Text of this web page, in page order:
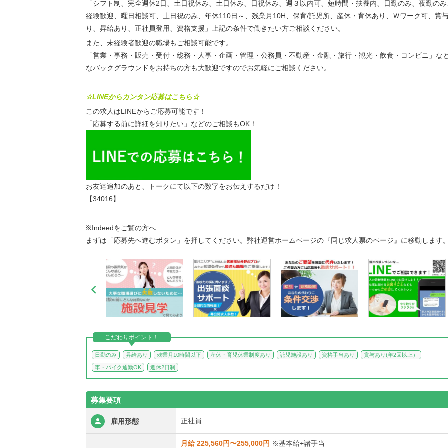
「シフト制、完全週休2日、土日祝休み、土日休み、日祝休み、週３以内可、短時間・扶養内、日勤のみ、夜勤の
経験歓迎、曜日相談可、土日祝のみ、年休110日～、残業月10H、保育/託児所、産休・育休あり、Ｗワーク可、賞
り、昇給あり、正社員登用、資格支援」上記の条件で働きたい方ご相談ください。
また、未経験者歓迎の職場もご相談可能です。
「営業・事務・販売・受付・総務・人事・企画・管理・公務員・不動産・金融・旅行・観光・飲食・コンビニ」な
なバックグラウンドをお持ちの方も大歓迎ですのでお気軽にご相談ください。
☆LINEからカンタン応募はこちら☆
この求人はLINEからご応募可能です！
「応募する前に詳細を知りたい」などのご相談もOK！
お友達追加のあと、トークにて以下の数字をお伝えするだけ！
【34016】
※Indeedをご覧の方へ
まずは「応募先へ進むボタン」を押してください。弊社運営ホームページの『同じ求人票のページ』に移動します

こだわりポイント！
日勤のみ 昇給あり 残業月10時間以下 産休・育児休業制度あり 託児施設あり 資格手当あり 賞与あり(年2回以上）
車・バイク通勤OK 週休2日制
募集要項
雇用形態 正社員
月給 225,560円〜255,000円 ※基本給+諸手当